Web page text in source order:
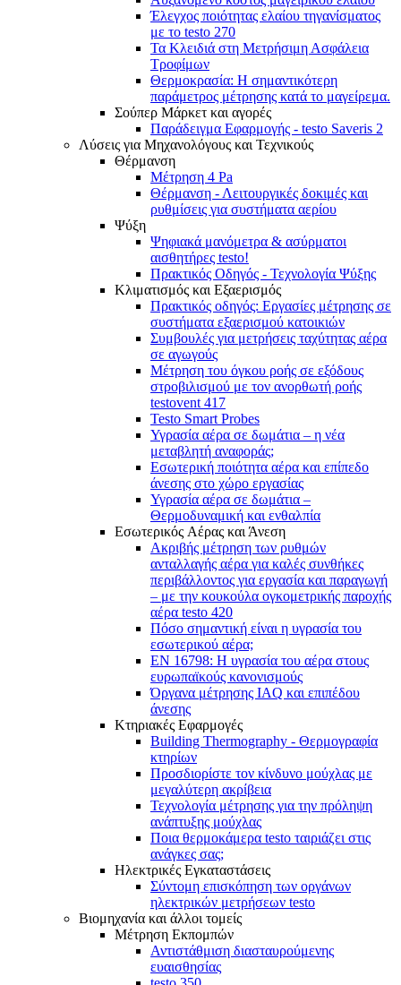
Έλεγχος ποιότητας ελαίου τηγανίσματος
με το testo 270
Τα Κλειδιά στη Μετρήσιμη Ασφάλεια
Τροφίμων
Θερμοκρασία: Η σημαντικότερη
παράμετρος μέτρησης κατά το μαγείρεμα.
Σούπερ Μάρκετ και αγορές
Παράδειγμα Εφαρμογής - testo Saveris 2
Λύσεις για Μηχανολόγους και Τεχνικούς
Θέρμανση
Μέτρηση 4 Pa
Θέρμανση - Λειτουργικές δοκιμές και
ρυθμίσεις για συστήματα αερίου
Ψύξη
Ψηφιακά μανόμετρα & ασύρματοι
αισθητήρες testo!
Πρακτικός Οδηγός - Τεχνολογία Ψύξης
Κλιματισμός και Εξαερισμός
Πρακτικός οδηγός: Εργασίες μέτρησης σε
συστήματα εξαερισμού κατοικιών
Συμβουλές για μετρήσεις ταχύτητας αέρα
σε αγωγούς
Mέτρηση του όγκου ροής σε εξόδους
στροβιλισμού με τον ανορθωτή ροής
testovent 417
Testo Smart Probes
Υγρασία αέρα σε δωμάτια – η νέα
μεταβλητή αναφοράς;
Εσωτερική ποιότητα αέρα και επίπεδο
άνεσης στο χώρο εργασίας
Υγρασία αέρα σε δωμάτια –
Θερμοδυναμική και ενθαλπία
Εσωτερικός Aέρας και Άνεση
Ακριβής μέτρηση των ρυθμών
ανταλλαγής αέρα για καλές συνθήκες
περιβάλλοντος για εργασία και παραγωγή
– με την κουκούλα ογκομετρικής παροχής
αέρα testo 420
Πόσο σημαντική είναι η υγρασία του
εσωτερικού αέρα;
EN 16798: Η υγρασία του αέρα στους
ευρωπαϊκούς κανονισμούς
Όργανα μέτρησης IAQ και επιπέδου
άνεσης
Κτηριακές Εφαρμογές
Building Thermography - Θερμογραφία
κτηρίων
Προσδιορίστε τον κίνδυνο μούχλας με
μεγαλύτερη ακρίβεια
Τεχνολογία μέτρησης για την πρόληψη
ανάπτυξης μούχλας
Ποια θερμοκάμερα testo ταιριάζει στις
ανάγκες σας;
Ηλεκτρικές Εγκαταστάσεις
Σύντομη επισκόπηση των οργάνων
ηλεκτρικών μετρήσεων testo
Βιομηχανία και άλλοι τομείς
Mέτρηση Eκπομπών
Αντιστάθμιση διασταυρούμενης
ευαισθησίας